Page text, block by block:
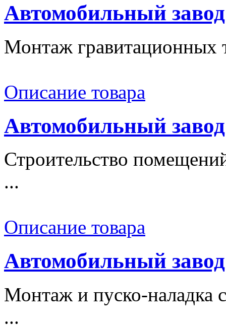
Автомобильный
Монтаж гравитационных
Описание товара
Автомобильный
Строительство
...
Описание товара
Автомобильный
Монтаж и пуско-наладка
...